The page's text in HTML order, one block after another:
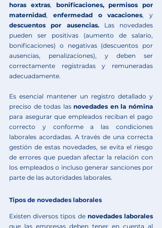
horas extras, bonificaciones, permisos por
maternidad, enfermedad o vacaciones
descuentos por ausencias. Las novedades
pueden ser positivas (aumento de salario,
bonificaciones) o negativas (descuentos por
ausencias, penalizaciones), y deben ser
correctamente registradas y remuneradas
adecuadamente.
Es esencial mantener un registro detallado y
preciso de todas las
para asegurar que empleados reciban el pago
correcto y conforme a las condiciones
laborales acordadas. A través de una correcta
gestión de estas novedades, se evita el riesgo
de errores que puedan afectar la relación con
los empleados o incluso generar sanciones por
parte de las autoridades laborales.
Tipos de novedades laborales
Existen diversos tipos de novedades laborales